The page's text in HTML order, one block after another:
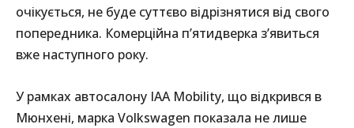
очікується, не буде суттєво відрізнятися від свого
попередника. Комерційна п’ятидверка з’явиться
вже наступного року.
У рамках автосалону IAA Mobility, що відкрився в
Мюнхені, марка Volkswagen показала не лише